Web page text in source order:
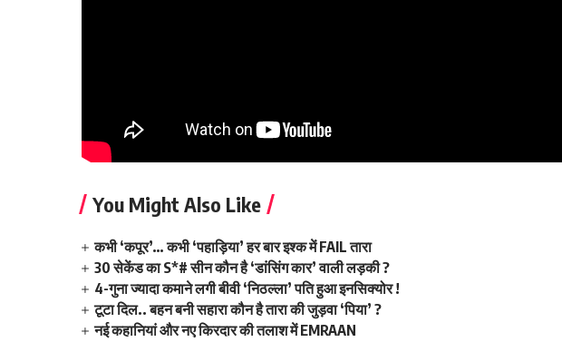
You Might Also Like
कभी ‘कपूर’… कभी ‘पहाड़िया’ हर बार इश्क में FAIL तारा
30 सेकेंड का S*# सीन कौन है ‘डांसिंग कार’ वाली लड़की ?
4-गुना ज्यादा कमाने लगी बीवी ‘निठल्ला’ पति हुआ इनसिक्योर !
टूटा दिल.. बहन बनी सहारा कौन है तारा की जुड़वा ‘पिया’ ?
नई कहानियां और नए किरदार की तलाश में EMRAAN